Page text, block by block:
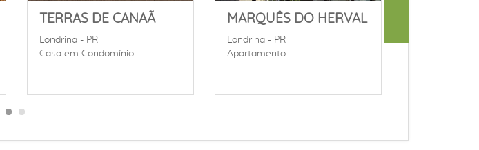
TERRAS DE CANAÃ
Londrina - PR
Casa em Condomínio
MARQUÊS DO HERVAL
Londrina - PR
Apartamento